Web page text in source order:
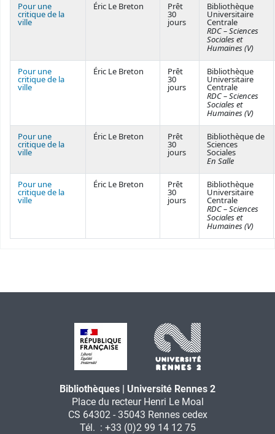
Pour une
critique de la
ville
Éric Le Breton Prêt
30
jours
Bibliothèque
Universitaire
Centrale
RDC – Sciences
Sociales et
Humaines (V)
Pour une
critique de la
ville
Éric Le Breton Prêt
30
jours
Bibliothèque
Universitaire
Centrale
RDC – Sciences
Sociales et
Humaines (V)
Pour une
critique de la
ville
Éric Le Breton Prêt
30
jours
Bibliothèque de
Sciences
Sociales
En Salle
Pour une
critique de la
ville
Éric Le Breton Prêt
30
jours
Bibliothèque
Universitaire
Centrale
RDC – Sciences
Sociales et
Humaines (V)
Bibliothèques | Université Rennes 2
Place du recteur Henri Le Moal
CS 64302 - 35043 Rennes cedex
Tél. : +33 (0)2 99 14 12 75